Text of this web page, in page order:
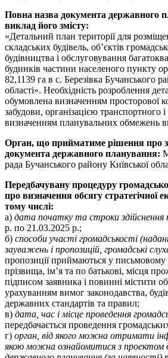
Повна назва документа державного
виклад його змісту:
«Детальний план території для
складських будівель, об’єктів
будівництва і обслуговування
будинків частини населеного пункту
82,1139 га в с. Березівка Бучанського
області». Необхідність розроблення
обумовлена визначенням просторової
забудови, організацією транспортного
визначенням планувальних обмежень
Орган, що прийматиме рішення про
документа державного планування:
рада Бучанського району Київської
Передбачувану процедуру
про визначення обсягу стратегічної
тому числі:
а) дата початку та строки здійснення
р. по 21.03.2025 р.;
б) способи участі громадськості
зауважень і пропозицій, громадські
пропозиції приймаються у письмовому
прізвища, ім’я та по батькові, місця
підписом заявника і повинні містити
урахуванням вимог законодавства,
державних стандартів та правил;
в) дата, час і місце проведення
передбачається проведення
г) орган, від якого можна отримати
якою можна ознайомитися з проектом